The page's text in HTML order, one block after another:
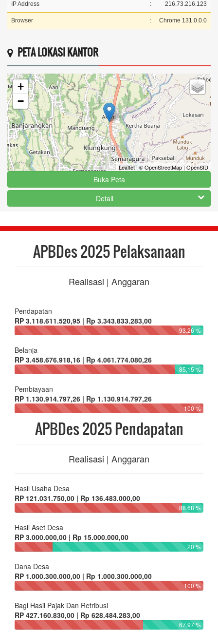
IP Address : 216.73.216.123
Browser : Chrome 131.0.0.0
PETA LOKASI KANTOR
+
−
Leaflet|© OpenStreetMap|OpenSID
Buka Peta
Detail
APBDes 2025 Pelaksanaan
Realisasi | Anggaran
Pendapatan
RP 3.118.611.520,95 | Rp 3.343.833.283,00
93.26 %
Belanja
RP 3.458.676.918,16 | Rp 4.061.774.080,26
85.15 %
Pembiayaan
RP 1.130.914.797,26 | Rp 1.130.914.797,26
100 %
APBDes 2025 Pendapatan
Realisasi | Anggaran
Hasil Usaha Desa
RP 121.031.750,00 | Rp 136.483.000,00
88.68 %
Hasil Aset Desa
RP 3.000.000,00 | Rp 15.000.000,00
20 %
Dana Desa
RP 1.000.300.000,00 | Rp 1.000.300.000,00
100 %
Bagi Hasil Pajak Dan Retribusi
RP 427.160.830,00 | Rp 628.484.283,00
67.97 %